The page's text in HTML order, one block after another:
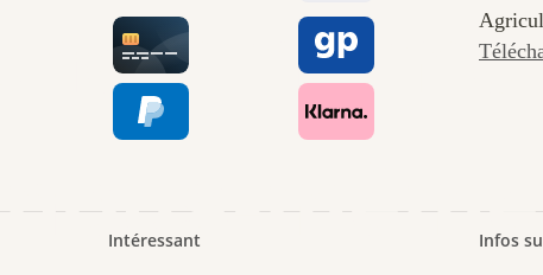
chemins
nous-
Intéressant Infos